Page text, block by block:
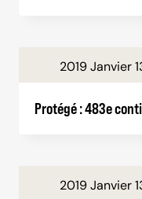
2019 Janvier
Protégé : 483e
2019 Janvier